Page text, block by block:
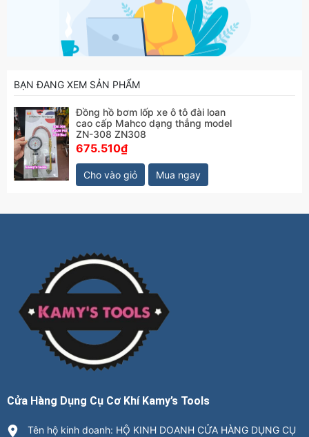
BẠN ĐANG XEM SẢN PHẨM
Đồng hồ bơm lốp xe ô tô đài loan
cao cấp Mahco dạng thẳng model
ZN-308 ZN308
675.510₫
Cho vào giỏ Mua ngay
Cửa Hàng Dụng Cụ Cơ Khí Kamy’s Tools
Tên hộ kinh doanh: HỘ KINH DOANH CỬA HÀNG DỤNG CỤ